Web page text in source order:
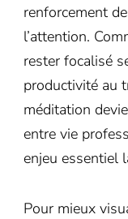
renforcement
l’attention.
rester focalisé
productivité au
méditation
entre vie
enjeu essentiel
Pour mieux